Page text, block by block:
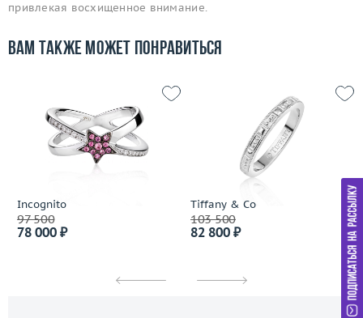
привлекая восхищенное внимание.
Вам также может понравиться
Incognito
97 500
78 000 ₽
Tiffany & Co
103 500
82 800 ₽